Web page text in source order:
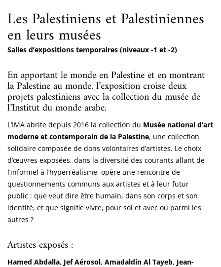
Les Palestiniens et Palestiniennes
en leurs musées
Salles d’expositions temporaires (niveaux -1 et -2)
En apportant le monde en Palestine et en montrant
la Palestine au monde, l’exposition croise deux
projets palestiniens avec la collection du musée de
l’Institut du monde arabe.
L’IMA abrite depuis 2016 la collection du Musée national d’art
moderne et contemporain de la Palestine, une collection
solidaire composée de dons volontaires d’artistes. Le choix
d’œuvres exposées, dans la diversité des courants allant de
l’informel à l’hyperréalisme, opère une rencontre de
questionnements communs aux artistes et à leur futur
public : que veut dire être humain, dans son corps et son
identité, et que signifie vivre, pour soi et avec ou parmi les
autres ?
Artistes exposés :
Hamed Abdalla, Jef Aérosol, Amadaldin Al Tayeb, Jean-